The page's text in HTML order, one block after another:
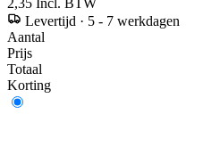
Levertijd · 5 - 7 werkdagen
Aantal
Prijs
Totaal
Korting